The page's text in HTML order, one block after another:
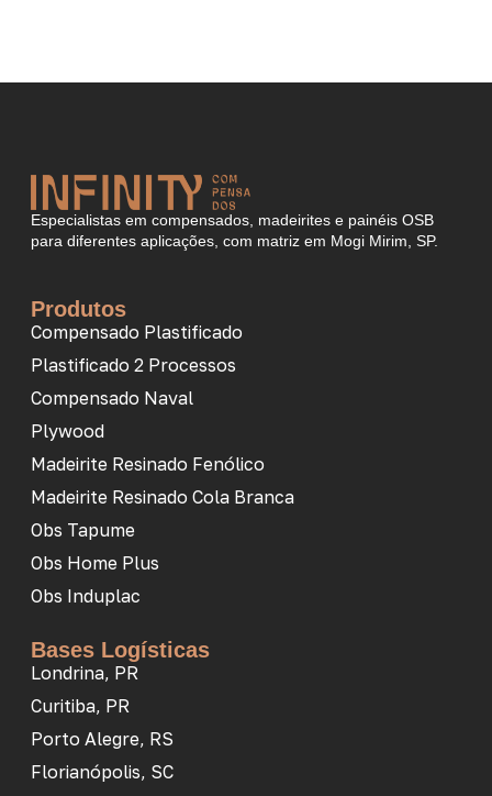
Especialistas em compensados, madeirites e painéis OSB
para diferentes aplicações, com matriz em Mogi Mirim, SP.
Produtos
Compensado Plastificado
Plastificado 2 Processos
Compensado Naval
Plywood
Madeirite Resinado Fenólico
Madeirite Resinado Cola Branca
Obs Tapume
Obs Home Plus
Obs Induplac
Bases Logísticas
Londrina, PR
Curitiba, PR
Porto Alegre, RS
Florianópolis, SC